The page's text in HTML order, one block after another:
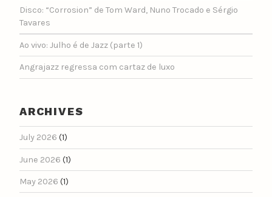
Disco: “Corrosion” de Tom Ward, Nuno Trocado e Sérgio
Tavares
Ao vivo: Julho é de Jazz (parte 1)
Angrajazz regressa com cartaz de luxo
ARCHIVES
July 2026 (1)
June 2026 (1)
May 2026 (1)